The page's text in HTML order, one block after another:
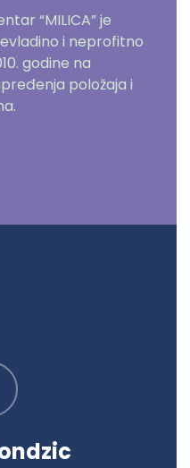
“MILICA” je
i neprofitno
godine na
položaja i